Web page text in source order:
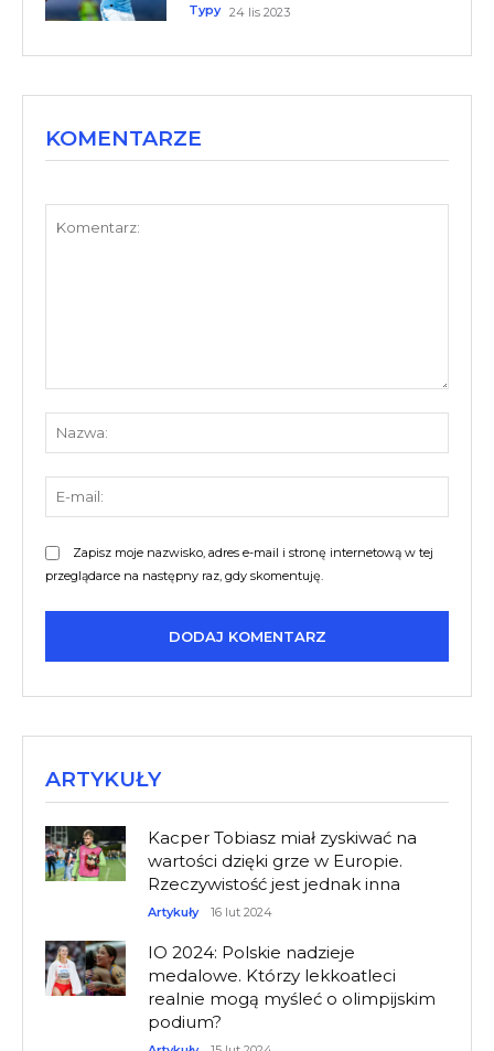
Typy 24 lis 2023
KOMENTARZE
Zapisz moje nazwisko, adres e-mail i stronę internetową w tej
przeglądarce na następny raz, gdy skomentuję.
ARTYKUŁY
Kacper Tobiasz miał zyskiwać na
wartości dzięki grze w Europie.
Rzeczywistość jest jednak inna
Artykuły 16 lut 2024
IO 2024: Polskie nadzieje
medalowe. Którzy lekkoatleci
realnie mogą myśleć o olimpijskim
podium?